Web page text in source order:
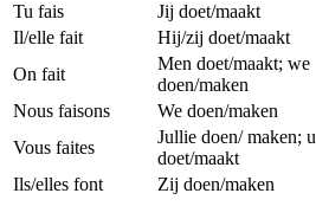
Tu fais
Jij doet/maakt
Il/elle fait
Hij/zij doet/maakt
On fait
Men doet/maakt; we
doen/maken
Nous faisons
We doen/maken
Vous faites
Jullie doen/ maken; u
doet/maakt
Ils/elles font
Zij doen/maken